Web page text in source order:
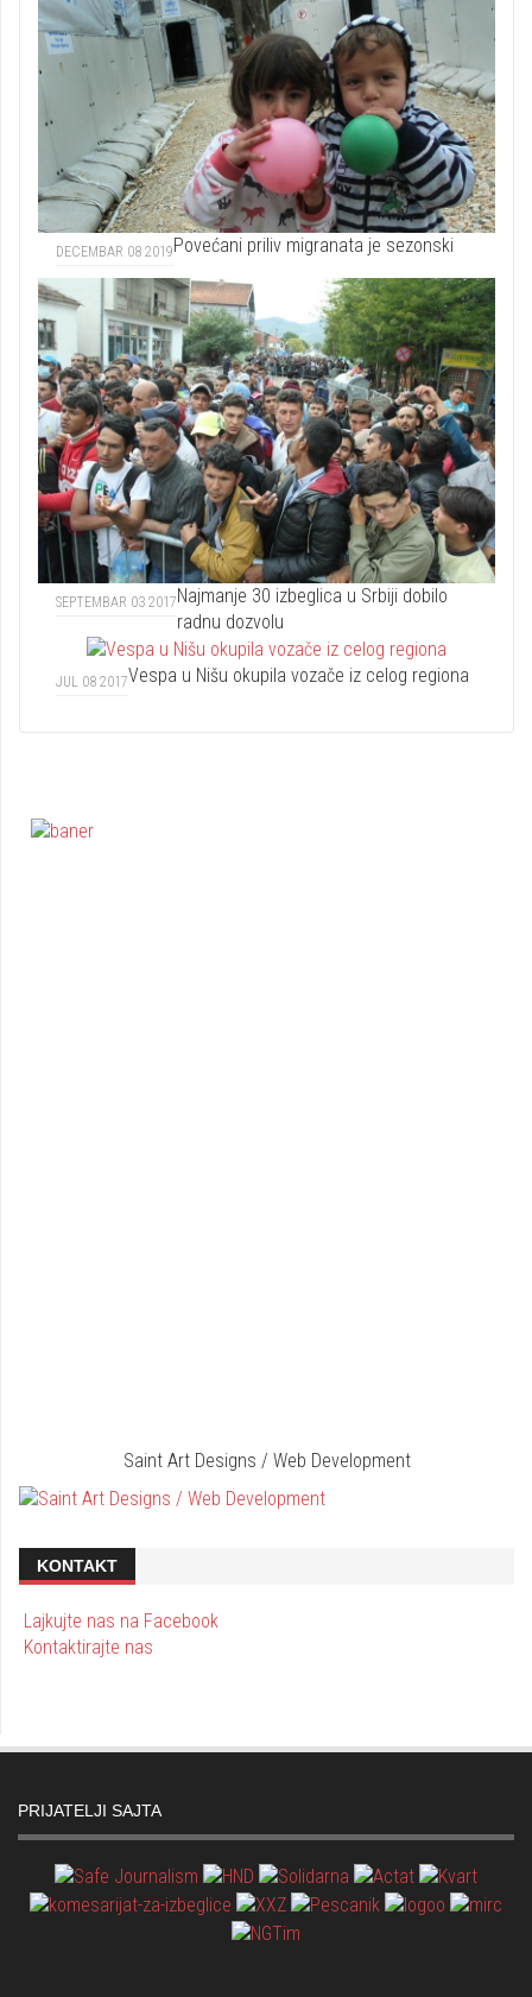
DECEMBAR 08 2019Povećani priliv migranata je sezonski
SEPTEMBAR 03 2017Najmanje 30 izbeglica u Srbiji dobilo
radnu dozvolu
JUL 08 2017Vespa u Nišu okupila vozače iz celog regiona
Saint Art Designs / Web Development
KONTAKT
Lajkujte nas na Facebook
Kontaktirajte nas
PRIJATELJI SAJTA